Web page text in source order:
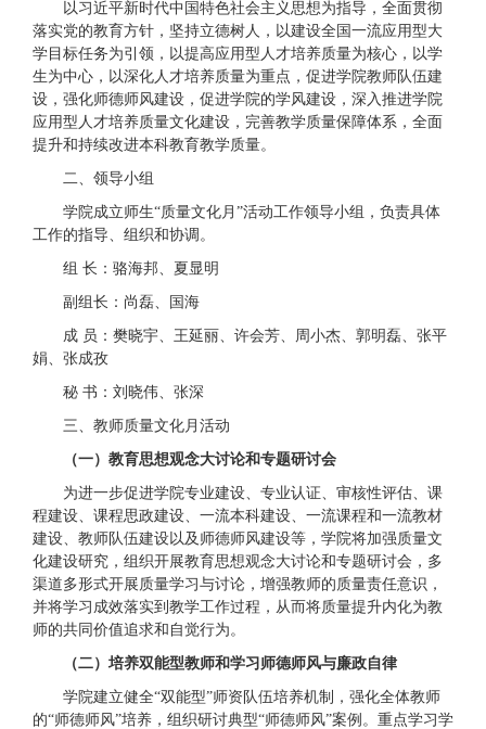
以习近平新时代中国特色社会主义思想为指导，全面贯彻
落实党的教育方针，坚持立德树人，以建设全国一流应用型大
学目标任务为引领，以提高应用型人才培养质量为核心，以学
生为中心，以深化人才培养质量为重点，促进学院教师队伍建
设，强化师德师风建设，促进学院的学风建设，深入推进学院
应用型人才培养质量文化建设，完善教学质量保障体系，全面
提升和持续改进本科教育教学质量。
二、领导小组
学院成立师生“质量文化月”活动工作领导小组，负责具体
工作的指导、组织和协调。
组 长：骆海邦、夏显明
副组长：尚磊、国海
成 员：樊晓宇、王延丽、许会芳、周小杰、郭明磊、张平
娟、张成孜
秘 书：刘晓伟、张深
三、教师质量文化月活动
（一）教育思想观念大讨论和专题研讨会
为进一步促进学院专业建设、专业认证、审核性评估、课
程建设、课程思政建设、一流本科建设、一流课程和一流教材
建设、教师队伍建设以及师德师风建设等，学院将加强质量文
化建设研究，组织开展教育思想观念大讨论和专题研讨会，多
渠道多形式开展质量学习与讨论，增强教师的质量责任意识，
并将学习成效落实到教学工作过程，从而将质量提升内化为教
师的共同价值追求和自觉行为。
（二）培养双能型教师和学习师德师风与廉政自律
学院建立健全“双能型”师资队伍培养机制，强化全体教师
的“师德师风”培养，组织研讨典型“师德师风”案例。重点学习学